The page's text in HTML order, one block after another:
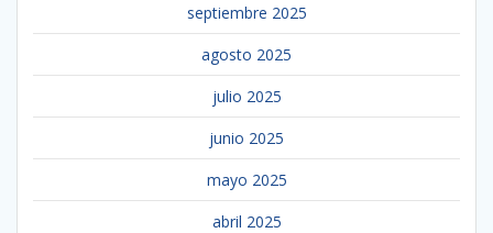
septiembre 2025
agosto 2025
julio 2025
junio 2025
mayo 2025
abril 2025